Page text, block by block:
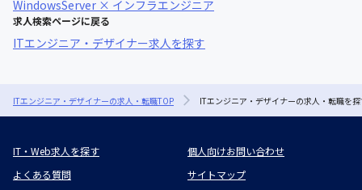
WindowsServer × インフラエンジニア
求人検索ページに戻る
ITエンジニア・デザイナー求人を探す
ITエンジニア・デザイナーの求人・転職TOP ITエンジニア・デザイナーの求人・転職を
IT・Web求人を探す
個人向けお問い合わせ
よくある質問
サイトマップ